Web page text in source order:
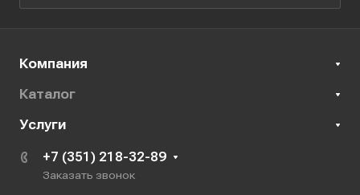
Компания
Каталог
Услуги
+7 (351) 218-32-89
Заказать звонок